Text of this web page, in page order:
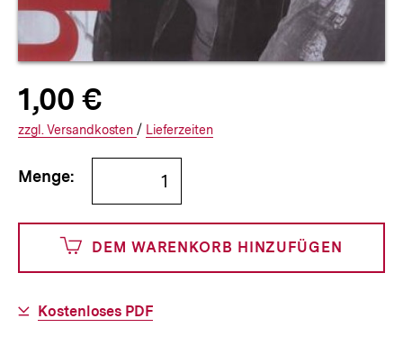
Allgemeine
Informationen
Produktpreis:
1,00 €1
€
100
Cents
zuzüglich
Versandkosten
Interner
Informationen
den
zzgl. zuzüglichen
Versandkosten / Interner
Informationen
Lieferzeiten
Bestellmenge
angeben
Menge:
DEM WARENKORB HINZUFÜGEN
Download-
Kostenloses PDF